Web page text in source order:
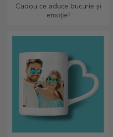
Cadou ce aduce bucurie și
emoție!